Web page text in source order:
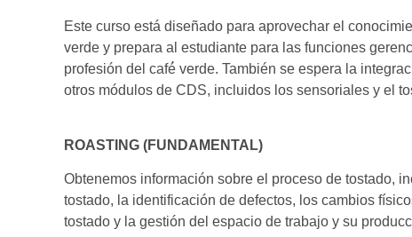
Este curso está diseñado para aprovechar el
verde y prepara al estudiante para las funciones
profesión del café́ verde. También se espera la
otros módulos de CDS, incluidos los sensoriales y el
ROASTING (FUNDAMENTAL)
Obtenemos información sobre el proceso de tostado,
tostado, la identificación de defectos, los cambios
tostado y la gestión del espacio de trabajo y su